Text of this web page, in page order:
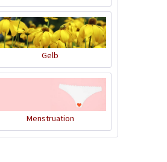
BIO Leinsamen,
braun 250g
Inhalt0.25 Kilogramm(7,96 € * / 1 Kilogramm)
1,99 € *
Gelb
Menstruation